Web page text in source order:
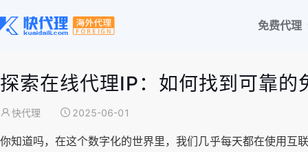
免费代理
探索在线代理IP：如何找到可靠的
快代理 2025-06-01
你知道吗，在这个数字化的世界里，我们几乎每天都在使用互